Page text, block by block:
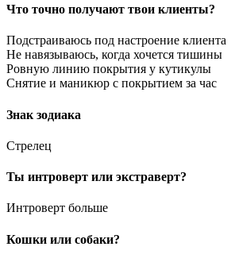
Что точно получают твои клиенты?
Подстраиваюсь под настроение клиента
Не навязываюсь, когда хочется тишины
Ровную линию покрытия у кутикулы
Снятие и маникюр с покрытием за час
Знак зодиака
Стрелец
Ты интроверт или экстраверт?
Интроверт больше
Кошки или собаки?